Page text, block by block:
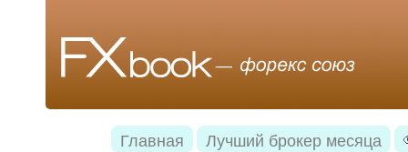
Главная Лучший брокер месяца